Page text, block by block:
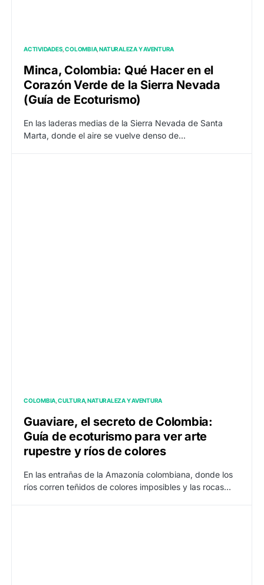
ACTIVIDADES COLOMBIA NATURALEZA Y AVENTURA
Minca, Colombia: Qué Hacer en el
Corazón Verde de la Sierra Nevada
(Guía de Ecoturismo)
En las laderas medias de la Sierra Nevada de Santa
Marta, donde el aire se vuelve denso de…
COLOMBIA CULTURA NATURALEZA Y AVENTURA
Guaviare, el secreto de Colombia:
Guía de ecoturismo para ver arte
rupestre y ríos de colores
En las entrañas de la Amazonía colombiana, donde los
ríos corren teñidos de colores imposibles y las rocas…